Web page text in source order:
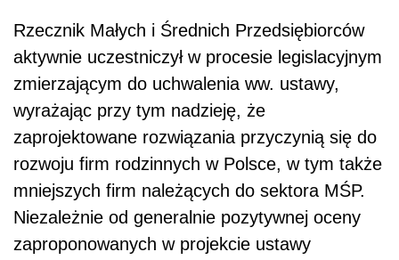
Rzecznik Małych i Średnich Przedsiębiorców
aktywnie uczestniczył w procesie legislacyjnym
zmierzającym do uchwalenia ww. ustawy,
wyrażając przy tym nadzieję, że
zaprojektowane rozwiązania przyczynią się do
rozwoju firm rodzinnych w Polsce, w tym także
mniejszych firm należących do sektora MŚP.
Niezależnie od generalnie pozytywnej oceny
zaproponowanych w projekcie ustawy